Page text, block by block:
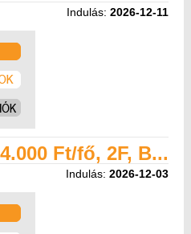
Indulás: 2026-12-11
Ft/fő, 2F, B...
Indulás: 2026-12-03